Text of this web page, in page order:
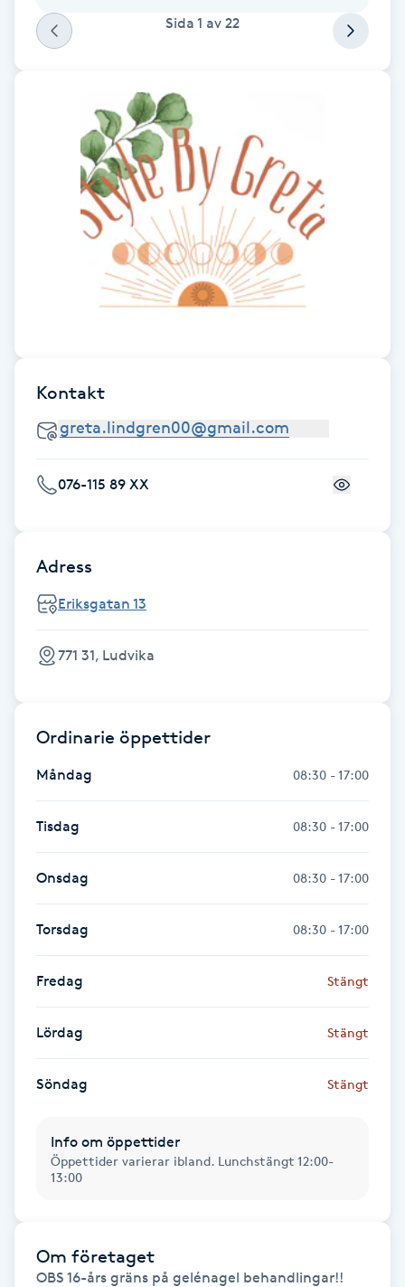
Face framing
Faceliftmassage
Fet hårbotten
Fettreducering
Fotsvamp
Fotvård
Fransar
Fransborttagning
Fransfärgning
Fransförlängning Megavolym
Fransförlängning Volym
Fransk manikyr
Fransrengöring
Frekvensterapi
Friskvård
Friskvårdsmassage
Frisör
Färgning
Sida 1 av 22
Kontakt
076-115 89 XX
Adress
Eriksgatan 13
771 31, Ludvika
Ordinarie öppettider
Måndag 08:30 - 17:00
Tisdag 08:30 - 17:00
Onsdag 08:30 - 17:00
Torsdag 08:30 - 17:00
Fredag Stängt
Lördag Stängt
Söndag Stängt
Info om öppettider
Öppettider varierar ibland. Lunchstängt 12:00-
13:00
Om företaget
OBS 16-års gräns på gelénagel behandlingar!!